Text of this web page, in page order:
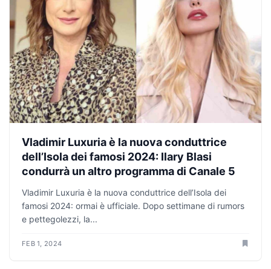
Vladimir Luxuria è la nuova conduttrice
dell’Isola dei famosi 2024: Ilary Blasi
condurrà un altro programma di Canale 5
Vladimir Luxuria è la nuova conduttrice dell’Isola dei
famosi 2024: ormai è ufficiale. Dopo settimane di rumors
e pettegolezzi, la...
FEB 1, 2024